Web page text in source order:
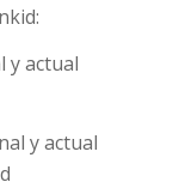
y actual
y actual